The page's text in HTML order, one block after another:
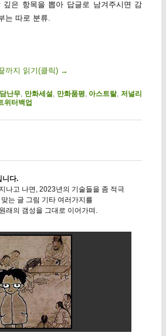
은 항목을 뽑아 답글로 남겨주시면 감
는 따로 분류.
까지 읽기(클릭) →
난무, 만화세설 만화품평 아스트랄,저널리
위터백업
니다.
나고 나면, 2023년의 기술들을 좀 적극
는 글 그림 기타 여러가지를
래의 갬성을 그대로 이어가며.